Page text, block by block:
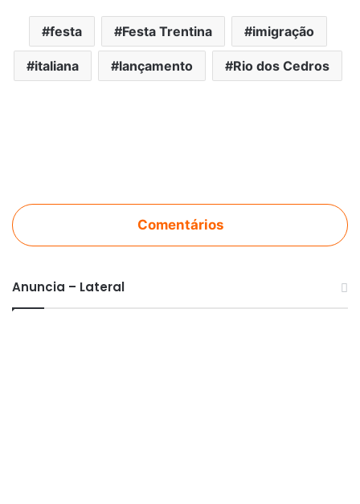
festa Festa Trentina imigração
italiana lançamento Rio dos Cedros
Comentários
Anuncia – Lateral